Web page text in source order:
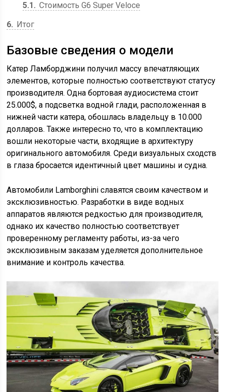
5.1
Стоимость G6 Super Veloce
6
Итог
Базовые сведения о модели
Катер Ламборджини получил массу впечатляющих
элементов, которые полностью соответствуют статусу
производителя. Одна бортовая аудиосистема стоит
25.000$, а подсветка водной глади, расположенная в
нижней части катера, обошлась владельцу в 10.000
долларов. Также интересно то, что в комплектацию
вошли некоторые части, входящие в архитектуру
оригинального автомобиля. Среди визуальных сходств
в глаза бросается идентичный цвет машины и судна.
Автомобили Lamborghini славятся своим качеством и
эксклюзивностью. Разработки в виде водных
аппаратов являются редкостью для производителя,
однако их качество полностью соответствует
проверенному регламенту работы, из-за чего
эксклюзивным заказам уделяется дополнительное
внимание и контроль качества.